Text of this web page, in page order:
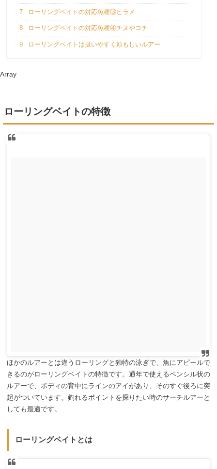
7 ローリングベイトの対応魚種③ヒラメ
8 ローリングベイトの対応魚種④チヌやコチ
9 ローリングベイトは扱いやすく頼もしいルアー
Array
ローリングベイトの特徴
ほかのルアーとは違うローリングと独特の泳ぎで、魚にアピールで
きるのがローリングベイトの特徴です。通年で使えるペンシル状の
ルアーで、ボディの背中にラインのアイがあり、そのすぐ後ろに突
起がついています。釣れるポイントを探りたい時のサーチルアーと
しても最適です。
ローリングベイトとは